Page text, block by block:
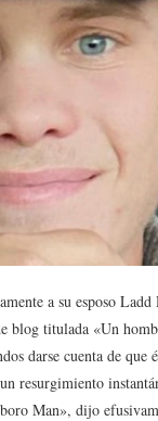
a su esposo
blog titulada «Un
darse cuenta de
resurgimiento
Man», dijo